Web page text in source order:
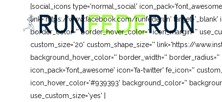
[social_icons type='normal_social'
link='https://www.facebook.com/runfederun'
border_color='' border_hover_color='' icon_margin=''
custom_size='20' custom_shape_size='' link='https://
background_hover_color='' border_width=''
icon_pack='font_awesome' icon='fa-twitter' fe_icon=''
icon_hover_color='#939393' background_color=''
use_custom_size='yes' ]